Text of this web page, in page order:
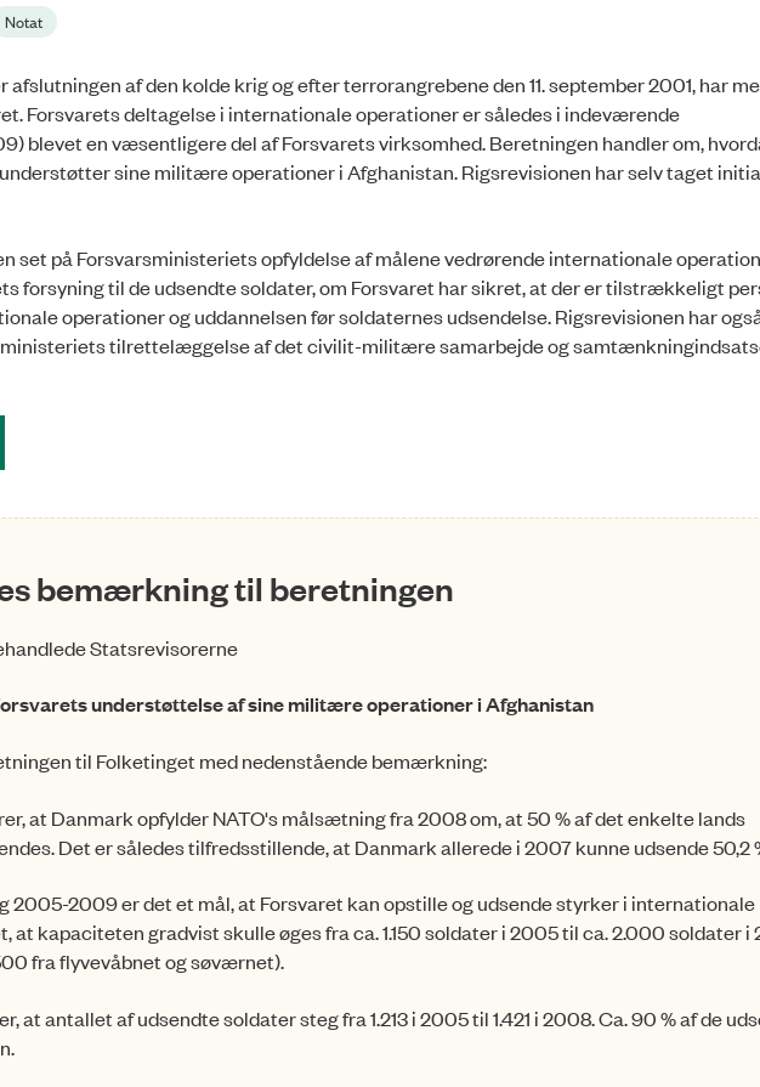
Notat
af den kolde krig og efter terrorangrebene den 11. september 2001, har
Forsvarets deltagelse i internationale operationer er således i indeværende
blevet en væsentligere del af Forsvarets virksomhed. Beretningen handler om,
sine militære operationer i Afghanistan. Rigsrevisionen har selv taget
set på Forsvarsministeriets opfyldelse af målene vedrørende internationale
forsyning til de udsendte soldater, om Forsvaret har sikret, at der er tilstrækkeligt
operationer og uddannelsen før soldaternes udsendelse. Rigsrevisionen har
tilrettelæggelse af det civilit-militære samarbejde og
bemærkning til beretningen
Statsrevisorerne
understøttelse af sine militære operationer i Afghanistan
til Folketinget med nedenstående bemærkning:
at Danmark opfylder NATO's målsætning fra 2008 om, at 50 % af det enkelte lands
Det er således tilfreds­stillende, at Danmark allerede i 2007 kunne udsende 50,2
2005-2009 er det et mål, at Forsvaret kan opstille og ud­sende styrker i internationale
at kapaciteten gradvist skulle øges fra ca. 1.150 soldater i 2005 til ca. 2.000 soldater i
fra flyvevåbnet og søværnet).
at antallet af udsendte soldater steg fra 1.213 i 2005 til 1.421 i 2008. Ca. 90 % af de